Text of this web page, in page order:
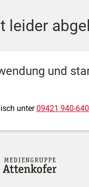
leider
und
unter09421 940-